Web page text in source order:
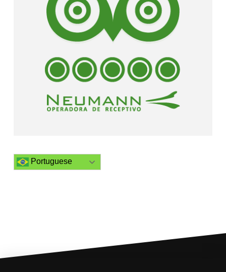
Portuguese